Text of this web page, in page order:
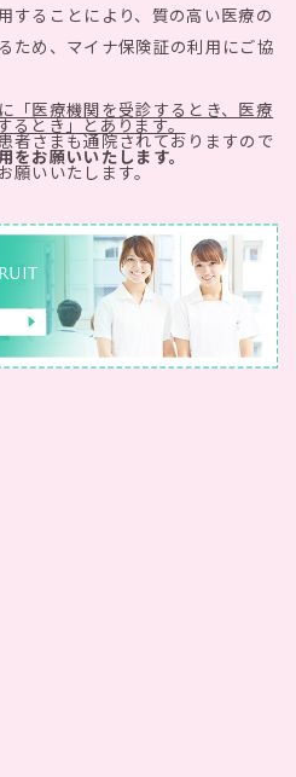
することにより、質の高い医療の
ため、マイナ保険証の利用にご協
「医療機関を受診するとき、医療
るとき」とあります。
者さまも通院されておりますので
をお願いいたします。
願いいたします。